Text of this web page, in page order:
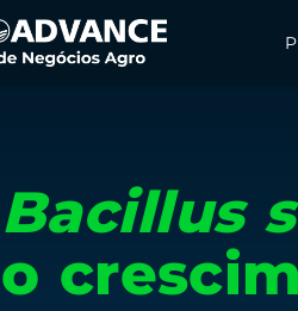
Bacillus
o